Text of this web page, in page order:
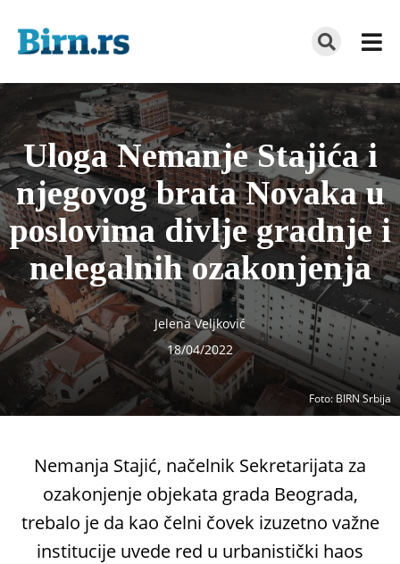
Foto: BIRN Srbija
Uloga Nemanje Stajića i
njegovog brata Novaka u
poslovima divlje gradnje i
nelegalnih ozakonjenja
Jelena Veljković
18/04/2022
Nemanja Stajić, načelnik Sekretarijata za
ozakonjenje objekata grada Beograda,
trebalo je da kao čelni čovek izuzetno važne
institucije uvede red u urbanistički haos